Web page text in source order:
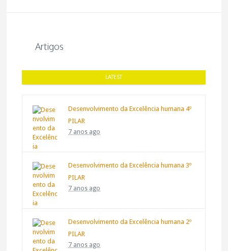
Artigos
LATEST
Desenvolvimento da Excelência humana 4º
PILAR
7 anos ago
Desenvolvimento da Excelência humana 3º
PILAR
7 anos ago
Desenvolvimento da Excelência humana 2º
PILAR
7 anos ago